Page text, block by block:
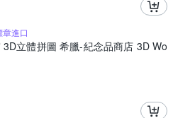
進口
3D立體拼圖 希臘-紀念品商店 3D Wo